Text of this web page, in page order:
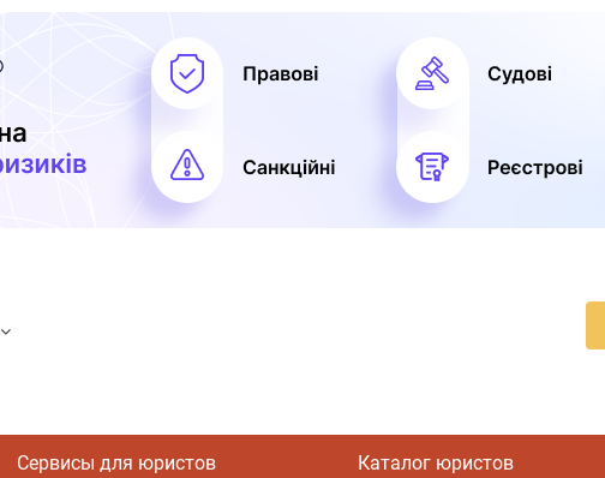
Сервисы для юристов Каталог юристов